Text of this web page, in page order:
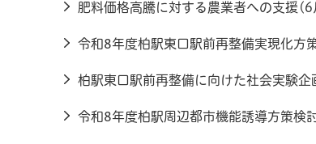
肥料価格高騰に対する農業者への支援
令和8年度柏駅東口駅前再整備実現化方
柏駅東口駅前再整備に向けた社会実験
令和8年度柏駅周辺都市機能誘導方策検